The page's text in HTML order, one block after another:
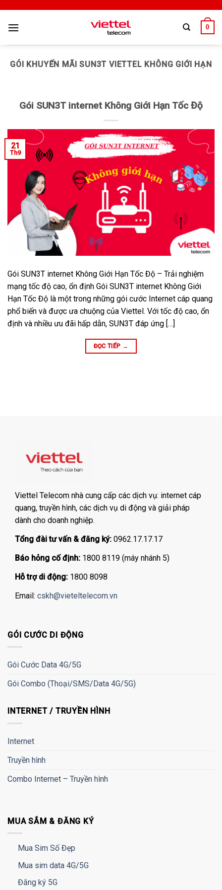
0
GÓI KHUYẾN MÃI SUN3T VIETTEL KHÔNG GIỚI HẠN
Gói SUN3T internet Không Giới Hạn Tốc Độ
21
Th9
Gói SUN3T internet Không Giới Hạn Tốc Độ – Trải nghiệm
mạng tốc độ cao, ổn định Gói SUN3T internet Không Giới
Hạn Tốc Độ là một trong những gói cước Internet cáp quang
phổ biến và được ưa chuộng của Viettel. Với tốc độ cao, ổn
định và nhiều ưu đãi hấp dẫn, SUN3T đáp ứng […]
ĐỌC TIẾP →
Viettel Telecom nhà cung cấp các dịch vụ: internet cáp
quang, truyền hình, các dịch vụ di động và giải pháp
dành cho doanh nghiệp.
Tổng đài tư vấn & đăng ký: 0962.17.17.17
Báo hỏng cố định: 1800 8119 (máy nhánh 5)
Hỗ trợ di động: 1800 8098
Email: cskh@vieteltelecom.vn
GÓI CƯỚC DI ĐỘNG
Gói Cước Data 4G/5G
Gói Combo (Thoại/SMS/Data 4G/5G)
INTERNET / TRUYỀN HÌNH
Internet
Truyền hình
Combo Internet – Truyền hình
MUA SẮM & ĐĂNG KÝ
Mua Sim Số Đẹp
Mua sim data 4G/5G
Đăng ký 5G